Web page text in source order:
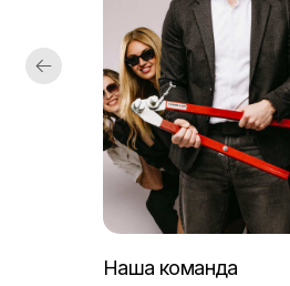
Наша команда